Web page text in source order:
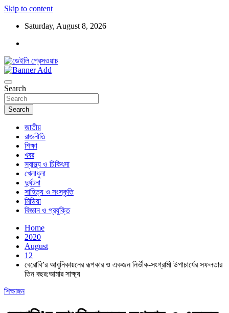
Skip to content
Saturday, August 8, 2026
ডেইলি প্রেসওয়াচ
Search
Search
জাতীয়
রাজনীতি
শিক্ষা
খবর
স্বাস্থ্য ও চিকিৎসা
খেলাধুলা
দুর্ঘটনা
সাহিত্য ও সংস্কৃতি
মিডিয়া
বিজ্ঞান ও প্রযুক্তি
Home
2020
August
12
বেরোবি’র আধুনিকায়নের রূপকার ও একজন নির্ভীক-সংগ্রামী উপাচার্যের সফলতার
তিন বছর:আমার সাক্ষ্য
শিক্ষাঙ্গন